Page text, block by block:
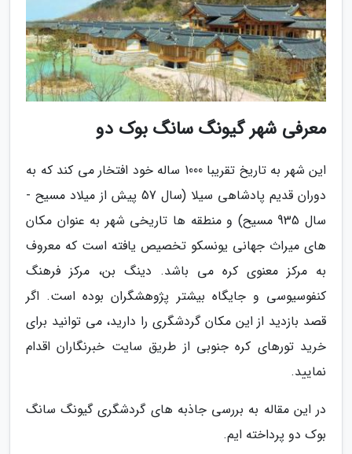
معرفی شهر گیونگ سانگ بوک دو
این شهر به تاریخ تقریبا 1000 ساله خود افتخار می کند که به
دوران قدیم پادشاهی سیلا (سال 57 پیش از میلاد مسیح -
سال 935 مسیح) و منطقه ها تاریخی شهر به عنوان مکان
های میراث جهانی یونسکو تخصیص یافته است که معروف
به مرکز معنوی کره می باشد. دینگ بن، مرکز فرهنگ
کنفوسیوسی و جایگاه بیشتر پژوهشگران بوده است. اگر
قصد بازدید از این مکان گردشگری را دارید، می توانید برای
خرید تورهای کره جنوبی از طریق سایت خبرنگاران اقدام
نمایید.
در این مقاله به بررسی جاذبه های گردشگری گیونگ سانگ
بوک دو پرداخته ایم.